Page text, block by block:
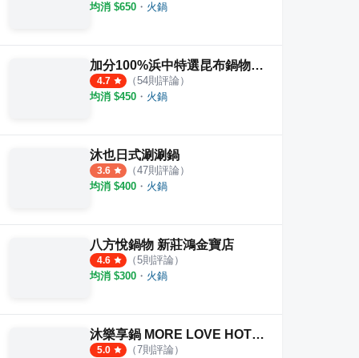
均消 $650 ・ 火鍋
加分100%浜中特選昆布鍋物 新莊店
4.7 （54則評論）
均消 $450 ・ 火鍋
沐也日式涮涮鍋
3.6 （47則評論）
均消 $400 ・ 火鍋
八方悅鍋物 新莊鴻金寶店
4.6 （5則評論）
均消 $300 ・ 火鍋
沐樂享鍋 MORE LOVE HOT POT 精緻火鍋涮涮鍋
5.0 （7則評論）